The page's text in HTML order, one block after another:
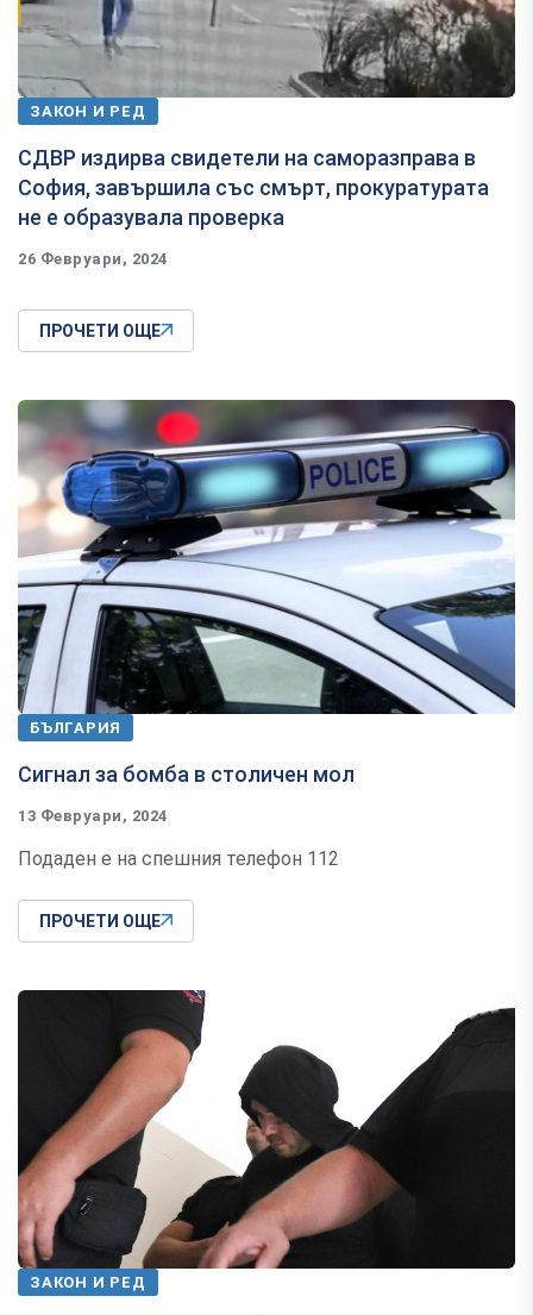
ЗАКОН И РЕД
СДВР издирва свидетели на саморазправа в
София, завършила със смърт, прокуратурата
не е образувала проверка
26 Февруари, 2024
ПРОЧЕТИ ОЩЕ
БЪЛГАРИЯ
Сигнал за бомба в столичен мол
13 Февруари, 2024
Подаден е на спешния телефон 112
ПРОЧЕТИ ОЩЕ
ЗАКОН И РЕД